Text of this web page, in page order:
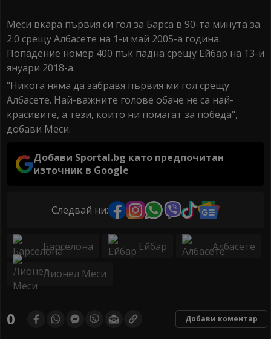
Меси вкара първия си гол за Барса в 90-та минута за
2:0 срещу Албасете на 1-и май 2005-а година.
Попадение номер 400 пък падна срещу Ейбар на 13-и
януари 2018-а.
"Никога няма да забравя първия ми гол срещу
Албасете. Най-важните голове обаче не са най-
красивите, а тези, които ни помагат за победа",
добави Меси.
Добави Sportal.bg като предпочитан
източник в Google
Следвай ни:
Барселона Ейбар Албасете
Лионел Меси
0 Добави коментар